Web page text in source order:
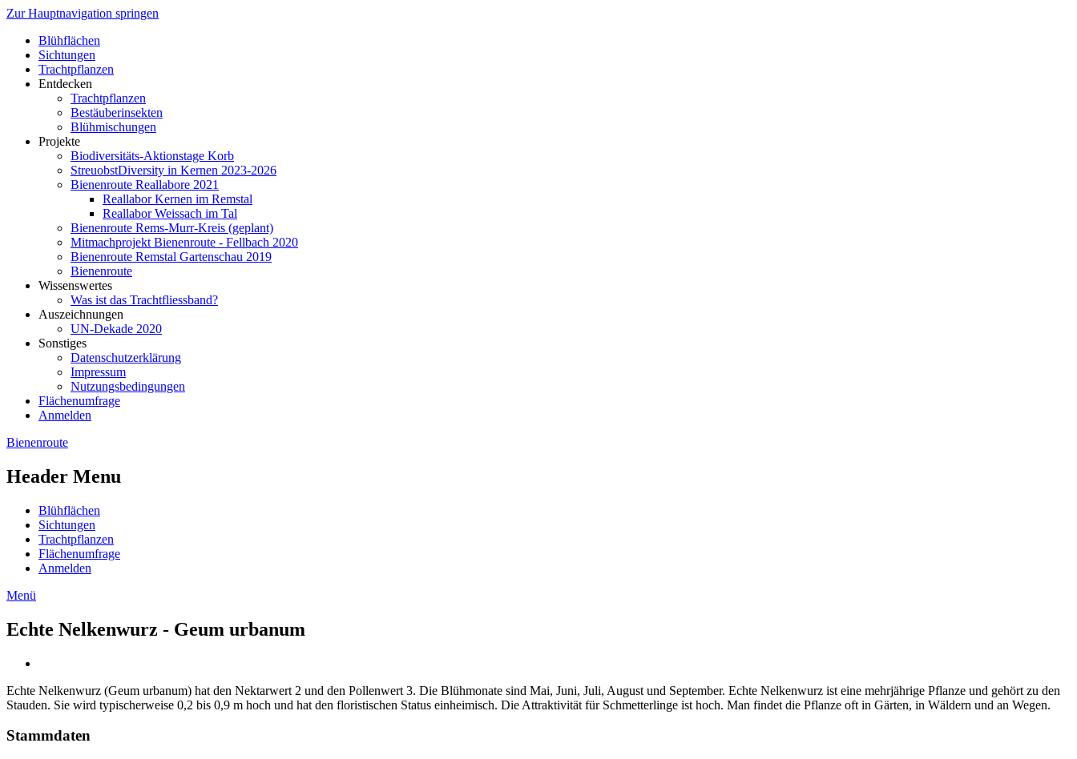
Zur Hauptnavigation springen
Blühflächen
Sichtungen
Trachtpflanzen
Entdecken
Trachtpflanzen
Bestäuberinsekten
Blühmischungen
Projekte
Biodiversitäts-Aktionstage Korb
StreuobstDiversity in Kernen 2023-2026
Bienenroute Reallabore 2021
Reallabor Kernen im Remstal
Reallabor Weissach im Tal
Bienenroute Rems-Murr-Kreis (geplant)
Mitmachprojekt Bienenroute - Fellbach 2020
Bienenroute Remstal Gartenschau 2019
Bienenroute
Wissenswertes
Was ist das Trachtfliessband?
Auszeichnungen
UN-Dekade 2020
Sonstiges
Datenschutzerklärung
Impressum
Nutzungsbedingungen
Flächenumfrage
Anmelden
Bienenroute
Header Menu
Blühflächen
Sichtungen
Trachtpflanzen
Flächenumfrage
Anmelden
Menü
Echte Nelkenwurz - Geum urbanum
Echte Nelkenwurz (Geum urbanum) hat den Nektarwert 2 und den Pollenwert 3. Die Blühmonate sind Mai, Juni, Juli, August und September. Echte Nelkenwurz ist eine mehrjährige Pflanze und gehört zu den
Stauden. Sie wird typischerweise 0,2 bis 0,9 m hoch und hat den floristischen Status einheimisch. Die Attraktivität für Schmetterlinge ist hoch. Man findet die Pflanze oft in Gärten, in Wäldern und an Wegen.
Stammdaten